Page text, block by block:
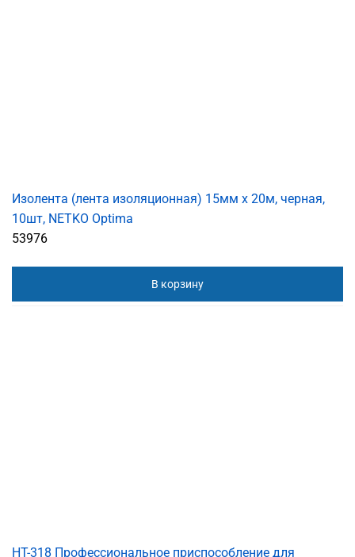
Изолента (лента изоляционная) 15мм х 20м, черная,
10шт, NETKO Optima
53976
В корзину
HT-318 Профессиональное приспособление для